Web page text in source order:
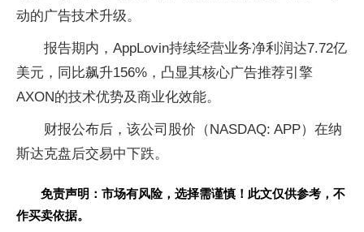
动的⼴告技术升级。
报告期内，AppLovin持续经营业务净利润达7.72亿
美元，同⽐飙升156%，凸显其核⼼⼴告推荐引擎
AXON的技术优势及商业化效能。
财报公布后，该公司股价（NASDAQ: APP）在纳
斯达克盘后交易中下跌。
免责声明：市场有风险，选择需谨慎！此文仅供参考，不
作买卖依据。